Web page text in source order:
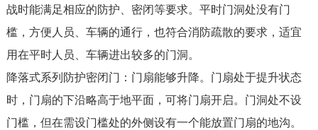
战时能满足相应的防护、密闭等要求。平时门洞处没有门
槛，方便人员、车辆的通行，也符合消防疏散的要求，适宜
用在平时人员、车辆进出较多的门洞。
降落式系列防护密闭门：门扇能够升降。门扇处于提升状态
时，门扇的下沿略高于地平面，可将门扇开启。门洞处不设
门槛，但在需设门槛处的外侧设有一个能放置门扇的地沟。